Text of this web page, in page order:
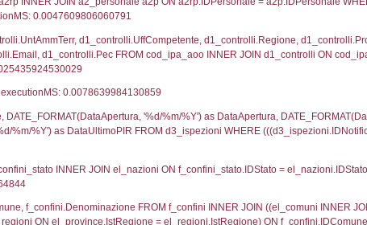
`userlevels` WHERE `userlevelid` = -2,
FROM `userlevels`, executionMS:
`userlevelpermissions` WHERE `userlevelid` = -2,
`permission` FROM
el_com.Comune as localita, el_prov.citta AS